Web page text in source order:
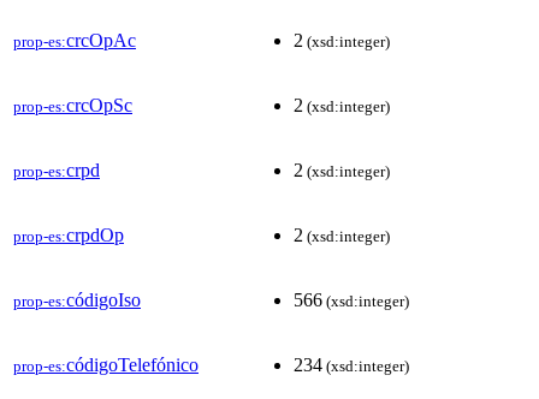
prop-es:crcOpAc 2 (xsd:integer)
prop-es:crcOpSc 2 (xsd:integer)
prop-es:crpd 2 (xsd:integer)
prop-es:crpdOp 2 (xsd:integer)
prop-es:códigoIso 566 (xsd:integer)
prop-es:códigoTelefónico 234 (xsd:integer)